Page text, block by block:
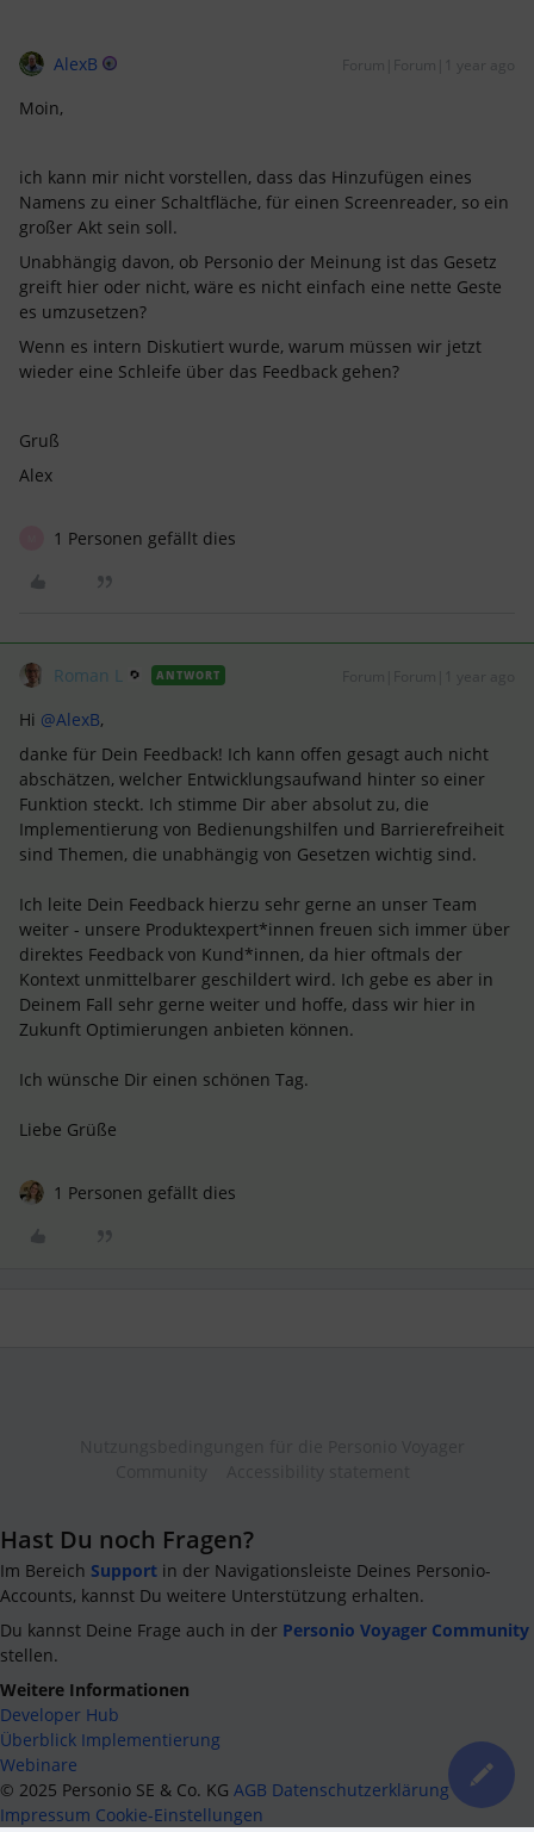
AlexB Forum|Forum|1 year ago
Moin,
ich kann mir nicht vorstellen, dass das Hinzufügen eines
Namens zu einer Schaltfläche, für einen Screenreader, so ein
großer Akt sein soll.
Unabhängig davon, ob Personio der Meinung ist das Gesetz
greift hier oder nicht, wäre es nicht einfach eine nette Geste
es umzusetzen?
Wenn es intern Diskutiert wurde, warum müssen wir jetzt
wieder eine Schleife über das Feedback gehen?
Gruß
Alex
1 Personen gefällt dies
Roman L ANTWORT
Hi ​ @AlexB,
danke für Dein Feedback! Ich kann offen gesagt auch nicht
abschätzen, welcher Entwicklungsaufwand hinter so einer
Funktion steckt. Ich stimme Dir aber absolut zu, die
Implementierung von Bedienungshilfen und Barrierefreiheit
sind Themen, die unabhängig von Gesetzen wichtig sind.
Ich leite Dein Feedback hierzu sehr gerne an unser Team
weiter - unsere Produktexpert*innen freuen sich immer über
direktes Feedback von Kund*innen, da hier oftmals der
Kontext unmittelbarer geschildert wird. Ich gebe es aber in
Deinem Fall sehr gerne weiter und hoffe, dass wir hier in
Zukunft Optimierungen anbieten können.
Ich wünsche Dir einen schönen Tag.
Liebe Grüße
1 Personen gefällt dies
Hast Du noch Fragen?
Im Bereich Support in der Navigationsleiste Deines Personio-
Accounts, kannst Du weitere Unterstützung erhalten.
Du kannst Deine Frage auch in der Personio Voyager Community
stellen.
Weitere Informationen
Developer Hub
Überblick Implementierung
Webinare
© 2025 Personio SE & Co. KG AGB Datenschutzerklärung
Impressum Cookie-Einstellungen